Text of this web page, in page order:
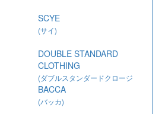
SCYE
(サイ)
DOUBLE STANDARD
CLOTHING
(ダブルスタンダードクロージ
ング)
BACCA
(バッカ)